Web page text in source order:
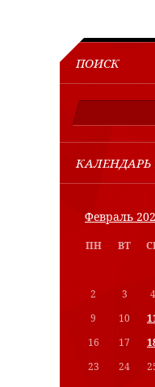
ПОИСК
КАЛЕНДАРЬ
Февраль
ПН ВТ
2
3 4
9
10
16
17
23
24